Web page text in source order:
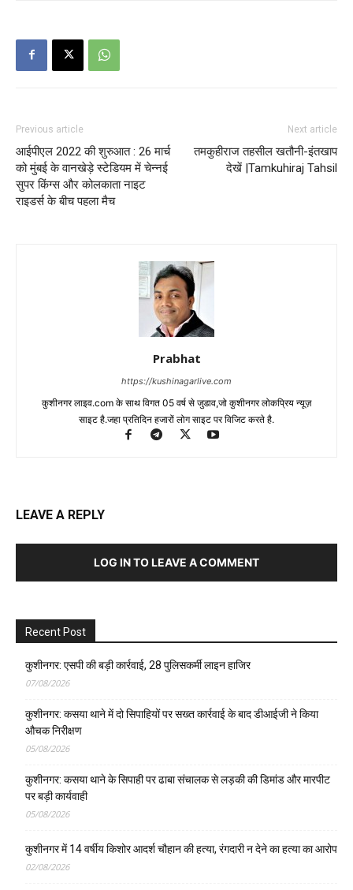
Previous article
आईपीएल 2022 की शुरुआत : 26 मार्च
को मुंबई के वानखेड़े स्टेडियम में चेन्नई
सुपर किंग्स और कोलकाता नाइट
राइडर्स के बीच पहला मैच
Next article
तमकुहीराज तहसील खतौनी-इंतखाप
देखें |Tamkuhiraj Tahsil
Prabhat
https://kushinagarlive.com
कुशीनगर लाइव.com के साथ विगत 05 वर्ष से जुडाव,जो कुशीनगर लोकप्रिय न्यूज़
साइट है.जहा प्रतिदिन हजारों लोग साइट पर विजिट करते है.
LEAVE A REPLY
LOG IN TO LEAVE A COMMENT
Recent Post
कुशीनगर: एसपी की बड़ी कार्रवाई, 28 पुलिसकर्मी लाइन हाजिर
07/08/2026
कुशीनगर: कसया थाने में दो सिपाहियों पर सख्त कार्रवाई के बाद डीआईजी ने किया
औचक निरीक्षण
05/08/2026
कुशीनगर: कसया थाने के सिपाही पर ढाबा संचालक से लड़की की डिमांड और मारपीट
पर बड़ी कार्यवाही
05/08/2026
कुशीनगर में 14 वर्षीय किशोर आदर्श चौहान की हत्या, रंगदारी न देने का हत्या का आरोप
02/08/2026